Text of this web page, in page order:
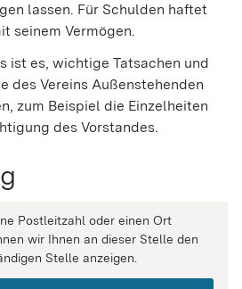
lassen. Für Schulden haftet
seinem Vermögen.
ist es, wichtige Tatsachen und
des Vereins Außenstehenden
, zum Beispiel die Einzelheiten
des Vorstandes.
Postleitzahl oder einen Ort
wir Ihnen an dieser Stelle den
Stelle anzeigen.